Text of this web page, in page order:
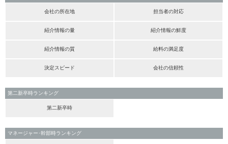
会社の所在地 担当者の対応
紹介情報の量 紹介情報の鮮度
紹介情報の質 給料の満足度
決定スピード 会社の信頼性
第二新卒時ランキング
第二新卒時
マネージャー･幹部時ランキング